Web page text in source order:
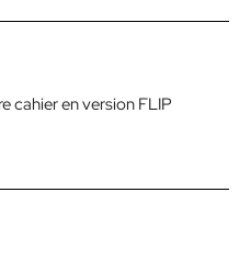
cahier en version FLIP